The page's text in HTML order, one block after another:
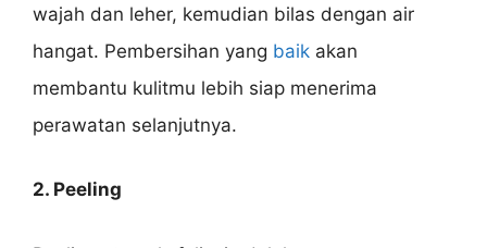
wajah dan leher, kemudian bilas dengan air
hangat. Pembersihan yang baik akan
membantu kulitmu lebih siap menerima
perawatan selanjutnya.
2. Peeling